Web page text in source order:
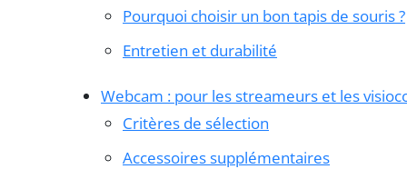
Pourquoi choisir un bon tapis de souris ?
Entretien et durabilité
Webcam : pour les streameurs et les
Critères de sélection
Accessoires supplémentaires